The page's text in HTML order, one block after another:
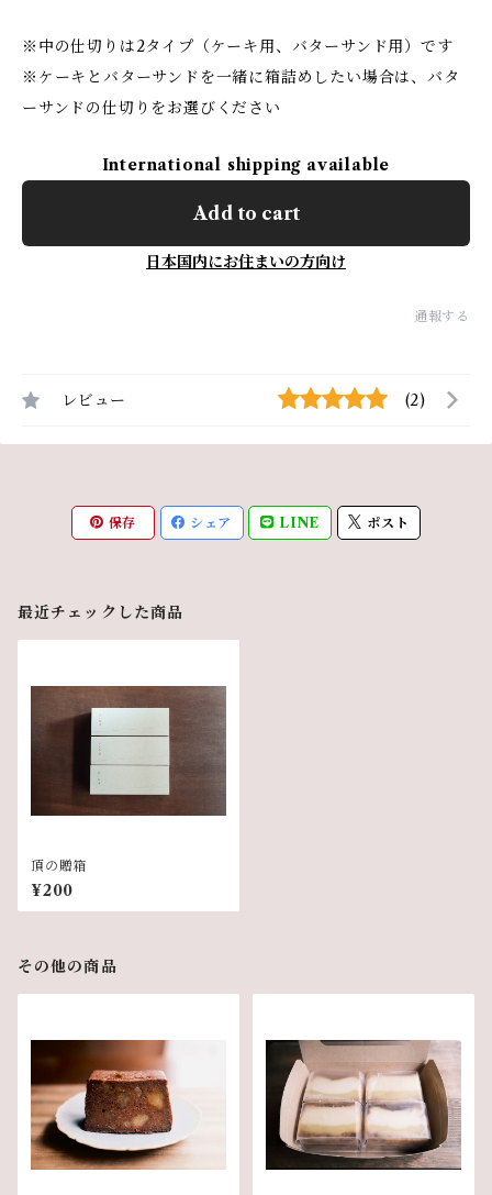
※中の仕切りは2タイプ（ケーキ用、バターサンド用）です
※ケーキとバターサンドを一緒に箱詰めしたい場合は、バタ
ーサンドの仕切りをお選びください
International shipping available
Add to cart
日本国内にお住まいの方向け
通報する
レビュー (2)
保存 シェア LINE ポスト
最近チェックした商品
頂の贈箱
¥200
その他の商品